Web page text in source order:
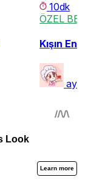
10dk
ÖZEL
Kışın En